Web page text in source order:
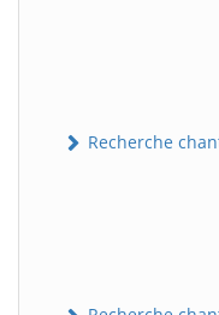
Recherche